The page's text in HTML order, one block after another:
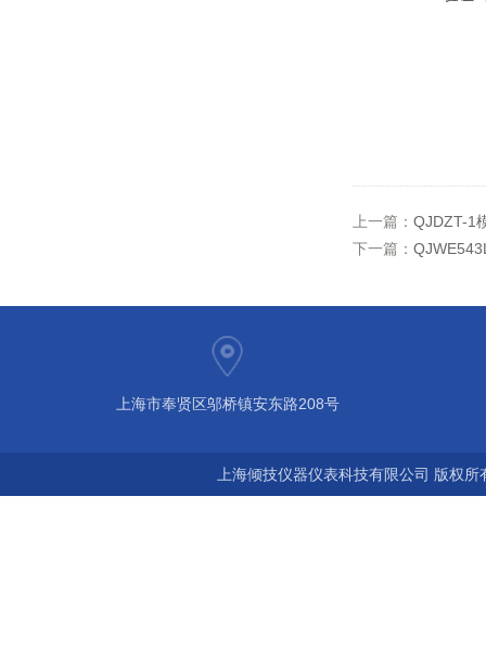
上一篇： QJDZT-1
下一篇：
上海市奉贤区邬桥镇安东路208号
上海倾技仪器仪表科技有限公司 版权